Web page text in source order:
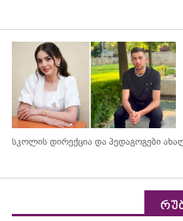
სკოლის დირექცია და პედაგოგები